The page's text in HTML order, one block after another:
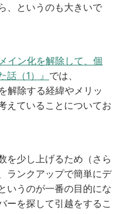
、というのも大きいで
イン化を解除して、個
（1）』 では、
解除する経緯やメリッ
えていることについてお
を少し上げるため（さら
ランクアップで簡単にデ
いうのが一番の目的にな
ーを探して引越をするこ